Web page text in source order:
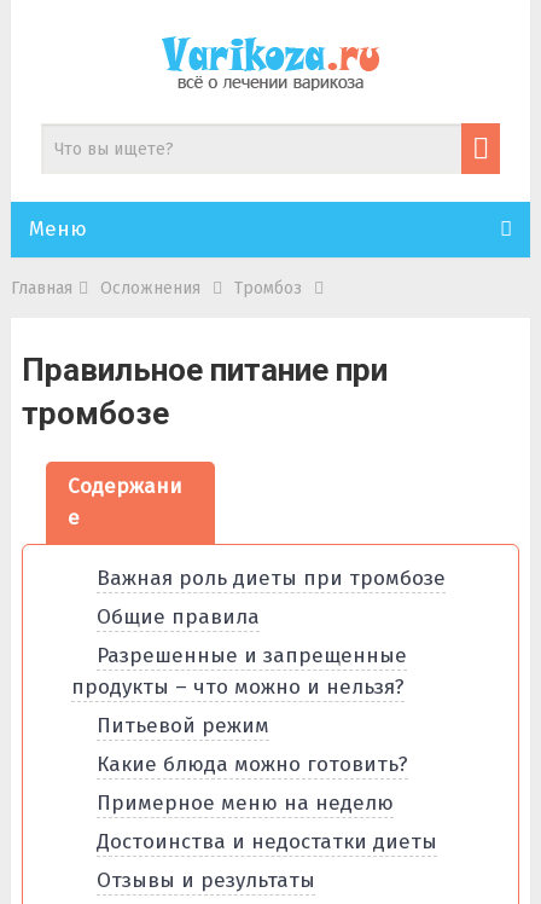
Меню
Главная Осложнения Тромбоз
Правильное питание при
тромбозе
Содержани
е
Важная роль диеты при тромбозе
Общие правила
Разрешенные и запрещенные
продукты – что можно и нельзя?
Питьевой режим
Какие блюда можно готовить?
Примерное меню на неделю
Достоинства и недостатки диеты
Отзывы и результаты